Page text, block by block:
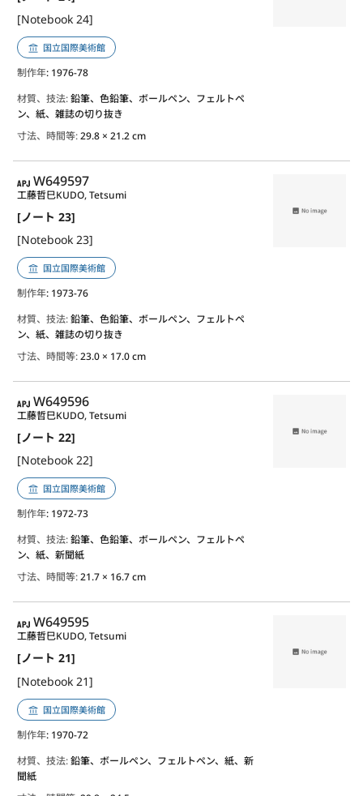
[Notebook 24]
国立国際美術館
制作年: 1976-78
材質、技法:鉛筆、色鉛筆、ボールペン、フェルトペ
ン、紙、雑誌の切り抜き
寸法、時間等:29.8 × 21.2 cm
APJ
W649597
[ノート 23]
[Notebook 23]
工藤哲巳KUDO, Tetsumi
国立国際美術館
制作年: 1973-76
材質、技法:鉛筆、色鉛筆、ボールペン、フェルトペ
ン、紙、雑誌の切り抜き
寸法、時間等:23.0 × 17.0 cm
APJ
W649596
[ノート 22]
[Notebook 22]
工藤哲巳KUDO, Tetsumi
国立国際美術館
制作年: 1972-73
材質、技法:鉛筆、色鉛筆、ボールペン、フェルトペ
ン、紙、新聞紙
寸法、時間等:21.7 × 16.7 cm
APJ
W649595
[ノート 21]
[Notebook 21]
工藤哲巳KUDO, Tetsumi
国立国際美術館
制作年: 1970-72
材質、技法:鉛筆、ボールペン、フェルトペン、紙、新
聞紙